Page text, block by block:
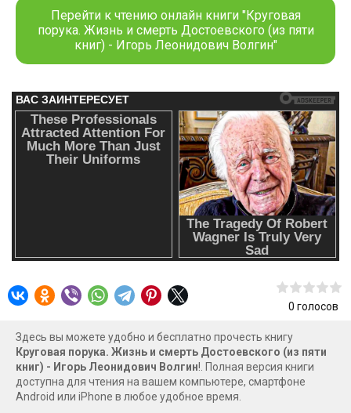
обстоятельствах, эта книга позволяет представить жизнь
и смерть Достоевского как непреходящую национальную
драму.В формате PDF A4 сохранен издательский макет
книги.
Перейти к чтению онлайн книги "Круговая
порука. Жизнь и смерть Достоевского (из пяти
книг) - Игорь Леонидович Волгин"
0 голосов
Здесь вы можете удобно и бесплатно прочесть книгу
Круговая порука. Жизнь и смерть Достоевского (из пяти
книг) - Игорь Леонидович Волгин!. Полная версия книги
доступна для чтения на вашем компьютере, смартфоне
Android или iPhone в любое удобное время.